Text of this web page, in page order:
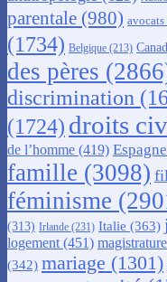
parentale (980) avocats
(1734) Belgique (213)
des pères
discrimination
(1724) droits
de l’homme (419) Espagne
famille (3098)
féminisme
(313) Irlande (231) Italie (363)
logement (451) magistrature
(342) mariage (1301)